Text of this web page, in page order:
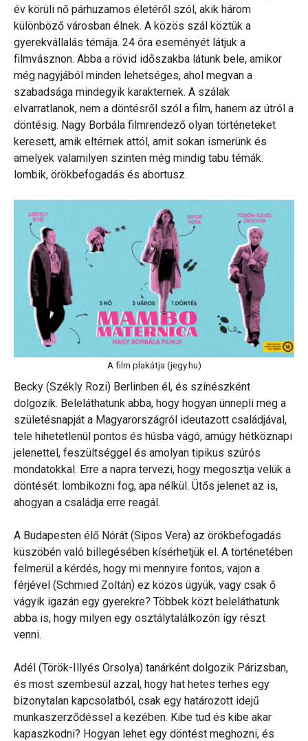
év körüli nő párhuzamos életéről szól, akik három
különböző városban élnek. A közös szál köztük a
gyerekvállalás témája. 24 óra eseményét látjuk a
filmvásznon. Abba a rövid időszakba látunk bele, amikor
még nagyjából minden lehetséges, ahol megvan a
szabadsága mindegyik karakternek. A szálak
elvarratlanok, nem a döntésről szól a film, hanem az útról a
döntésig. Nagy Borbála filmrendező olyan történeteket
keresett, amik eltérnek attól, amit sokan ismerünk és
amelyek valamilyen szinten még mindig tabu témák:
lombik, örökbefogadás és abortusz.
A film plakátja (jegy.hu)
Becky (Székly Rozi) Berlinben él, és színészként
dolgozik. Beleláthatunk abba, hogy hogyan ünnepli meg a
születésnapját a Magyarországról ideutazott családjával,
tele hihetetlenül pontos és húsba vágó, amúgy hétköznapi
jelenettel, feszültséggel és amolyan tipikus szúrós
mondatokkal. Erre a napra tervezi, hogy megosztja velük a
döntését: lombikozni fog, apa nélkül. Ütős jelenet az is,
ahogyan a családja erre reagál.
A Budapesten élő Nórát (Sipos Vera) az örökbefogadás
küszöbén való billegésében kísérhetjük el. A történetében
felmerül a kérdés, hogy mi mennyire fontos, vajon a
férjével (Schmied Zoltán) ez közös ügyük, vagy csak ő
vágyik igazán egy gyerekre? Többek közt beleláthatunk
abba is, hogy milyen egy osztálytalálkozón így részt
venni.
Adél (Török-Illyés Orsolya) tanárként dolgozik Párizsban,
és most szembesül azzal, hogy hat hetes terhes egy
bizonytalan kapcsolatból, csak egy határozott idejű
munkaszerződéssel a kezében. Kibe tud és kibe akar
kapaszkodni? Hogyan lehet egy döntést meghozni, és